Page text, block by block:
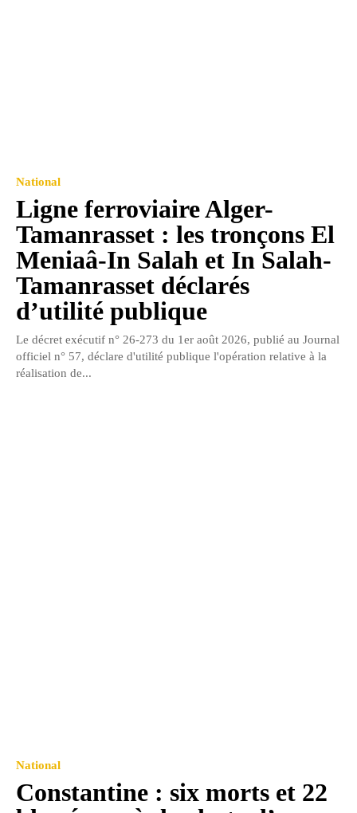
National
Ligne ferroviaire Alger-
Tamanrasset : les tronçons El
Meniaâ-In Salah et In Salah-
Tamanrasset déclarés
d’utilité publique
Le décret exécutif n° 26-273 du 1er août 2026, publié au Journal
officiel n° 57, déclare d'utilité publique l'opération relative à la
réalisation de...
National
Constantine : six morts et 22